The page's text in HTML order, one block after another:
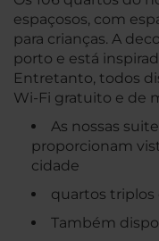
espaçosos, com
para crianças. A
porto e está
Entretanto, todos
Wi-Fi gratuito e de
As nossas
proporcionam
cidade
quartos triplos
Também